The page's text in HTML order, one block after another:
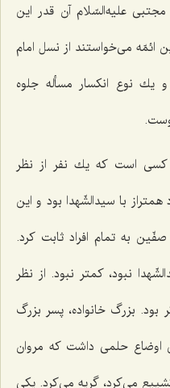
علیه‌السّلام آن قدر این
ائمّه می‌خواستند از نسل امام
نوع انكسار مسأله جلوه
كسی است كه یك نفر از نظر
با سیدالشّهدا بود و این
به تمام افراد ثابت كرد.
نبود، كمتر نبود. از نظر
بود. بزرگ خانواده، پسر بزرگ
اوضاع حلمی داشت كه مروان
می‌كرد، گریه می‌كرد. یكی